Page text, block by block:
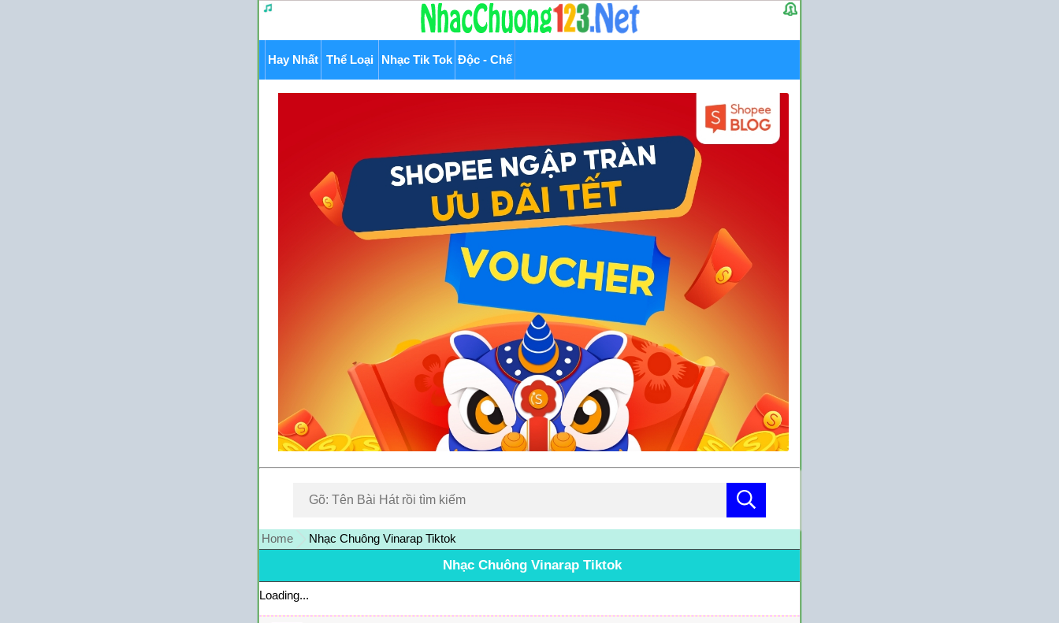
Hay Nhất Thể Loại Nhạc Tik Tok Độc - Chế
Home Nhạc Chuông Vinarap Tiktok
Nhạc Chuông Vinarap Tiktok
Loading...